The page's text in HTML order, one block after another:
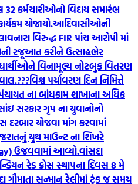
કર્મચારીઓનો વિદાય સમારંભ
યોજાયો.આદિવાસીઓની
વિરુદ્ધ FIR પાંચ આરોપી માં
રજૂઆત કરીને ઉત્સાહભેર
વિનામૂલ્ય નોટબુક વિતરણ
વિશ્વ પર્યાવરણ દિન નિમિત્તે
ના બાંધકામ શાખાના અધિક
સરકાર ગૃપ ના યુવાનોનો
યોજવા માંગ કરવામાં
યુથ માઉન્ટ ના શિખરે
ઉજવવામાં આવ્યો.વાંસદા
રેડ ક્રોસ સ્થાપના દિવસ 8 મે
ગૌમાતા સન્માન રેલીમાં ટૂંક જ સમય